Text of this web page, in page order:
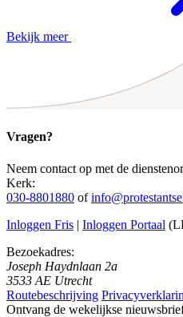
Bekijk meer
Vragen?
Neem contact op met de
Kerk:
030-8801880 of
Inloggen Fris | Inloggen Portaal
Bezoekadres:
Joseph Haydnlaan 2a
3533 AE Utrecht
Routebeschrijving
Ontvang de wekelijkse